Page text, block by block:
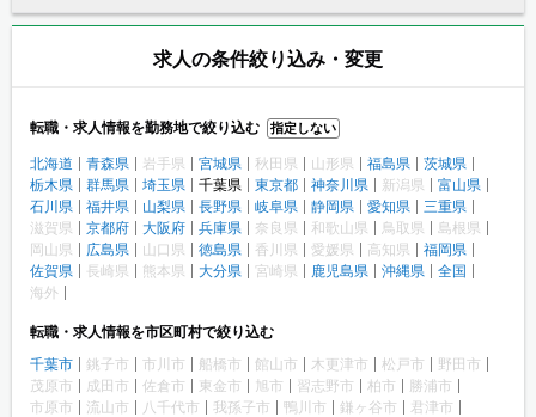
求人の条件絞り込み・変更
転職・求人情報を勤務地で絞り込む 指定しない
北海道 青森県 岩手県 宮城県 秋田県 山形県 福島県
茨城県
栃木県
群馬県 埼玉県 千葉県 東京都 神奈川県 新潟県
富山県
石川県
福井県 山梨県 長野県 岐阜県 静岡県 愛知県
三重県
滋賀県
京都府 大阪府 兵庫県 奈良県 和歌山県 鳥取県
島根県
岡山県
広島県 山口県 徳島県 香川県 愛媛県 高知県
福岡県
佐賀県
長崎県 熊本県 大分県 宮崎県 鹿児島県 沖縄県
全国
海外
転職・求人情報を市区町村で絞り込む
千葉市
銚子市 市川市 船橋市 館山市 木更津市 松戸市
野田市
茂原市
成田市 佐倉市 東金市 旭市 習志野市 柏市
勝浦市
市原市
流山市 八千代市 我孫子市 鴨川市 鎌ヶ谷市
君津市